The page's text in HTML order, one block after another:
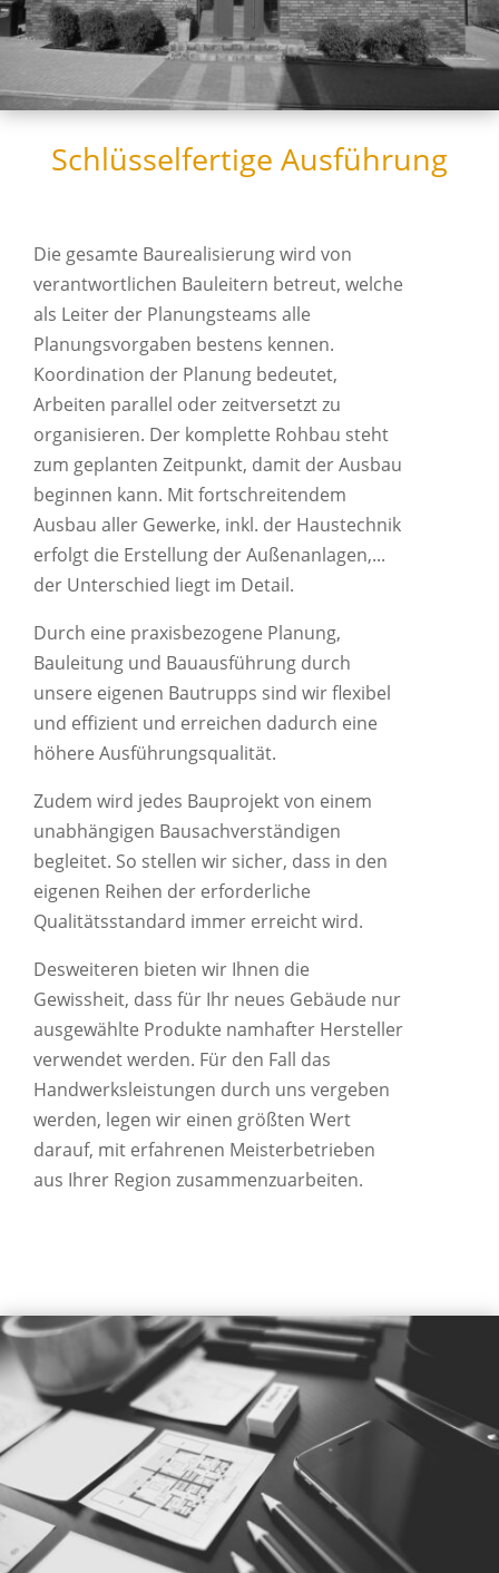
Schlüsselfertige Ausführung
Die gesamte Baurealisierung wird von
verantwortlichen Bauleitern betreut, welche
als Leiter der Planungsteams alle
Planungsvorgaben bestens kennen.
Koordination der Planung bedeutet,
Arbeiten parallel oder zeitversetzt zu
organisieren. Der komplette Rohbau steht
zum geplanten Zeitpunkt, damit der Ausbau
beginnen kann. Mit fortschreitendem
Ausbau aller Gewerke, inkl. der Haustechnik
erfolgt die Erstellung der Außenanlagen,...
der Unterschied liegt im Detail.
Durch eine praxisbezogene Planung,
Bauleitung und Bauausführung durch
unsere eigenen Bautrupps sind wir flexibel
und effizient und erreichen dadurch eine
höhere Ausführungsqualität.
Zudem wird jedes Bauprojekt von einem
unabhängigen Bausachverständigen
begleitet. So stellen wir sicher, dass in den
eigenen Reihen der erforderliche
Qualitätsstandard immer erreicht wird.
Desweiteren bieten wir Ihnen die
Gewissheit, dass für Ihr neues Gebäude nur
ausgewählte Produkte namhafter Hersteller
verwendet werden. Für den Fall das
Handwerksleistungen durch uns vergeben
werden, legen wir einen größten Wert
darauf, mit erfahrenen Meisterbetrieben
aus Ihrer Region zusammenzuarbeiten.